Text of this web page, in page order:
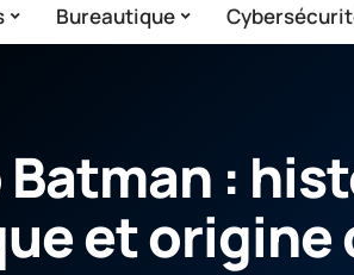
Bureautique
Batman :
et origine